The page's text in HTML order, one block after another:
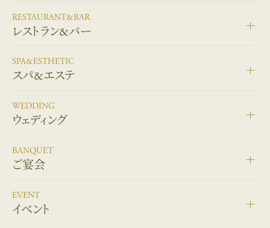
RESTAURANT&BAR
レストラン&バー
SPA&ESTHETIC
スパ&エステ
WEDDING
ウェディング
BANQUET
ご宴会
EVENT
イベント